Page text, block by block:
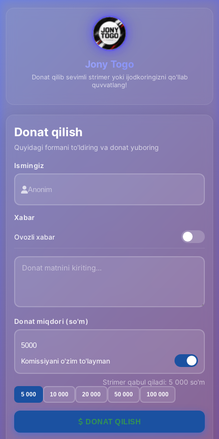
Jony Togo
Donat qilib sevimli strimer yoki ijodkoringizni qo'llab
quvvatlang!
Donat qilish
Quyidagi formani to'ldiring va donat yuboring
Ismingiz
Xabar
Ovozli xabar
Donat miqdori (so'm)
Komissiyani o'zim to'layman
Strimer qabul qiladi: 5 000 so'm
5 000 10 000 20 000 50 000 100 000
DONAT QILISH